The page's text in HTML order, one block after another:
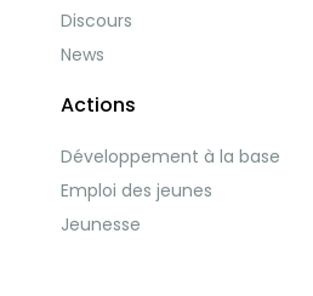
Discours
News
Actions
Développement à la base
Emploi des jeunes
Jeunesse